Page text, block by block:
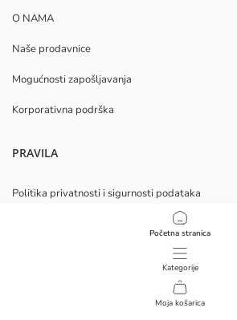
Početna stranica
Kategorije
Moja košarica
O NAMA
Naše prodavnice
Mogućnosti zapošljavanja
Korporativna podrška
PRAVILA
Politika privatnosti i sigurnosti podataka
Preuzmite našu aplikaciju